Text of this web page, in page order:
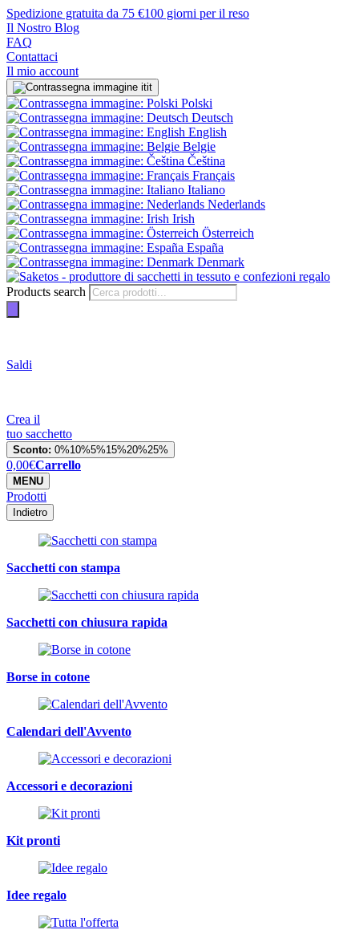
Spedizione gratuita da 75 €100 giorni per il reso
Il Nostro Blog
FAQ
Contattaci
Il mio account
it
Polski
Deutsch
English
Belgie
Čeština
Français
Italiano
Nederlands
Irish
Österreich
España
Denmark
Products search
Saldi
Crea il
tuo sacchetto
Sconto: 0%10%5%15%20%25%
0,00€Carrello
MENU
Prodotti
Indietro
Sacchetti con stampa
Sacchetti con chiusura rapida
Borse in cotone
Calendari dell'Avvento
Accessori e decorazioni
Kit pronti
Idee regalo